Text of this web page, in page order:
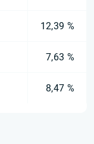
12,39 %
7,63 %
8,47 %